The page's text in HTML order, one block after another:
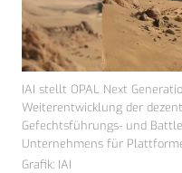
IAI stellt OPAL Next
Weiterentwicklung der
Gefechtsführungs- und
Unternehmens für
Grafik: IAI